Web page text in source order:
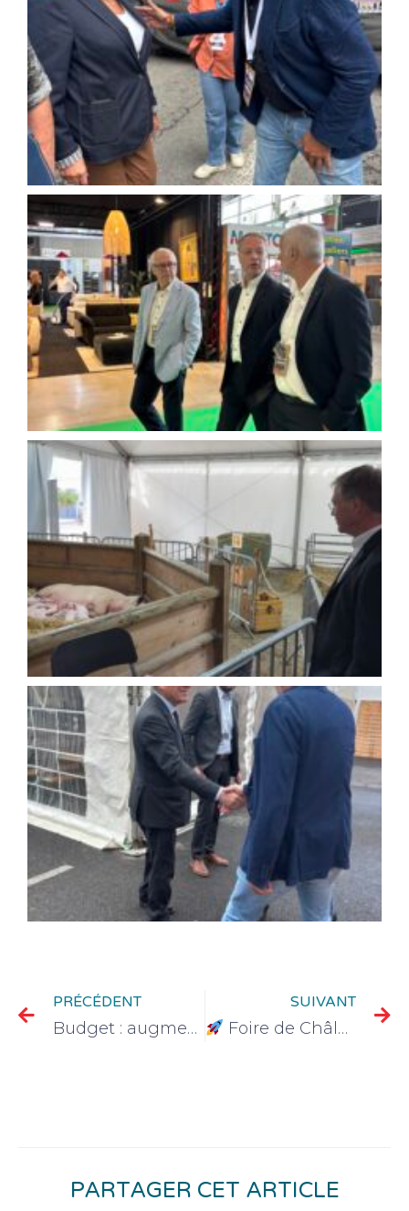
PRÉCÉDENT
Budget : augmenter les prélèvements en 2026, c’est non
SUIVANT
Foire de Châlons 2025 – Une journée riche en temps forts !
PARTAGER CET ARTICLE